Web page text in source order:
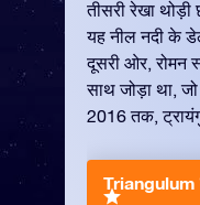
तीसरी रेखा
यह नील नदी के
दूसरी ओर, रोमन
साथ जोड़ा था,
2016 तक,
Triangulum